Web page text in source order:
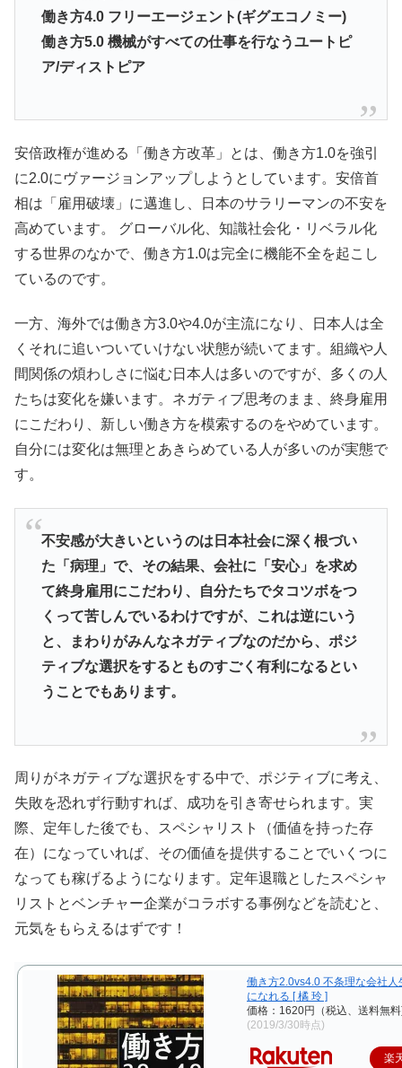
働き方4.0 フリーエージェント(ギグエコノミー)
働き方5.0 機械がすべての仕事を行なうユートピ
ア/ディストピア
安倍政権が進める「働き方改革」とは、働き方1.0を強引
に2.0にヴァージョンアップしようとしています。安倍首
相は「雇用破壊」に邁進し、日本のサラリーマンの不安を
高めています。 グローバル化、知識社会化・リベラル化
する世界のなかで、働き方1.0は完全に機能不全を起こし
ているのです。
一方、海外では働き方3.0や4.0が主流になり、日本人は全
くそれに追いついていけない状態が続いてます。組織や人
間関係の煩わしさに悩む日本人は多いのですが、多くの人
たちは変化を嫌います。ネガティブ思考のまま、終身雇用
にこだわり、新しい働き方を模索するのをやめています。
自分には変化は無理とあきらめている人が多いのが実態で
す。
不安感が大きいというのは日本社会に深く根づい
た「病理」で、その結果、会社に「安心」を求め
て終身雇用にこだわり、自分たちでタコツボをつ
くって苦しんでいるわけですが、これは逆にいう
と、まわりがみんなネガティブなのだから、ポジ
ティブな選択をするとものすごく有利になるとい
うことでもあります。
周りがネガティブな選択をする中で、ポジティブに考え、
失敗を恐れず行動すれば、成功を引き寄せられます。実
際、定年した後でも、スペシャリスト（価値を持った存
在）になっていれば、その価値を提供することでいくつに
なっても稼げるようになります。定年退職としたスペシャ
リストとベンチャー企業がコラボする事例などを読むと、
元気をもらえるはずです！
働き方2.0vs4.0 不条理な会社人
になれる [ 橘 玲 ]
価格：1620円（税込、送料無
(2019/3/30時点)
楽